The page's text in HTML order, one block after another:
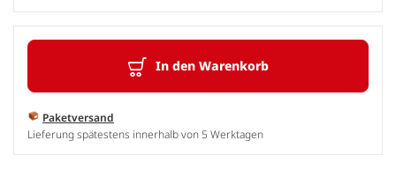
In den Warenkorb
Paketversand
Lieferung spätestens innerhalb von 5 Werktagen